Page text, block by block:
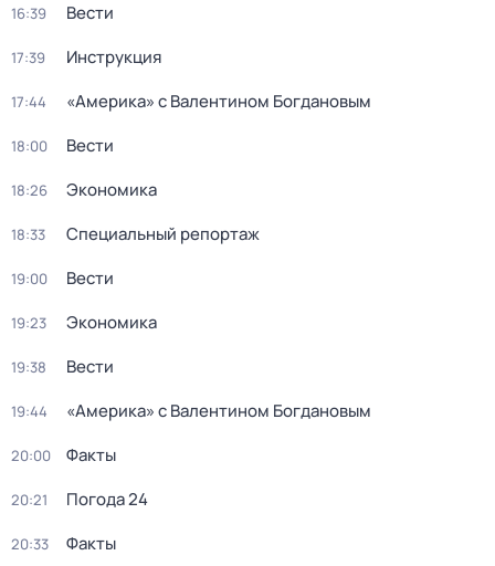
16:39 Вести
17:39 Инструкция
17:44 «Америка» с Валентином Богдановым
18:00 Вести
18:26 Экономика
18:33 Специальный репортаж
19:00 Вести
19:23 Экономика
19:38 Вести
19:44 «Америка» с Валентином Богдановым
20:00 Факты
20:21 Погода 24
20:33 Факты